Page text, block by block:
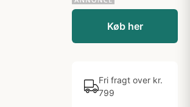
Køb her
Fri fragt over kr.
799